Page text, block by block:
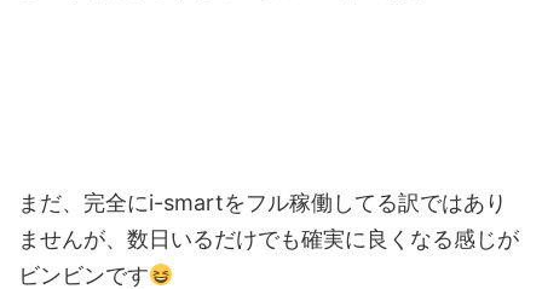
まだ、完全にi-smartをフル稼働してる訳ではあり
ませんが、数日いるだけでも確実に良くなる感じが
ビンビンです